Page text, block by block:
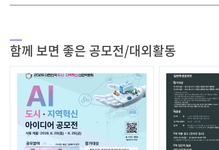
함께 보면 좋은 공모전/대외활동